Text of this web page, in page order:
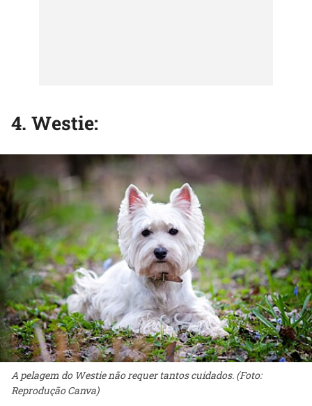
4. Westie:
A pelagem do Westie não requer tantos cuidados. (Foto:
Reprodução Canva)